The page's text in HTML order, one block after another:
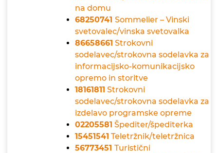
na domu
68250741 Sommelier – Vinski
svetovalec/vinska svetovalka
86658661 Strokovni
sodelavec/strokovna sodelavka za
informacijsko-komunikacijsko
opremo in storitve
18161811 Strokovni
sodelavec/strokovna sodelavka za
izdelavo programske opreme
02205581 Špediter/špediterka
15451541 Teletržnik/teletržnica
56773451 Turistični